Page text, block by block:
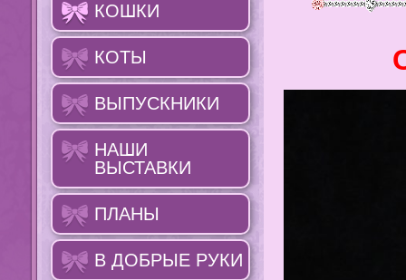
КОШКИ
КОТЫ
ВЫПУСКНИКИ
НАШИ
ВЫСТАВКИ
ПЛАНЫ
В ДОБРЫЕ РУКИ